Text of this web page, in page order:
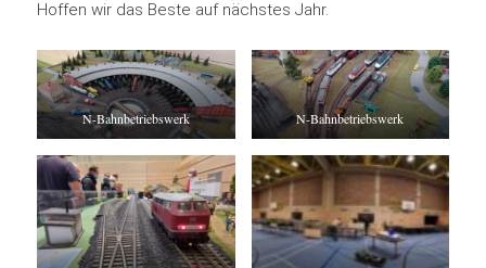
Hoffen wir das Beste auf nächstes Jahr.
N-Bahnbetriebswerk N-Bahnbetriebswerk